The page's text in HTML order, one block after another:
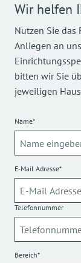
Wir helfen
Nutzen Sie
Anliegen an
bitten wir Sie
jeweiligen
Name*
E-Mail Adresse*
Telefonnummer
Bereich*